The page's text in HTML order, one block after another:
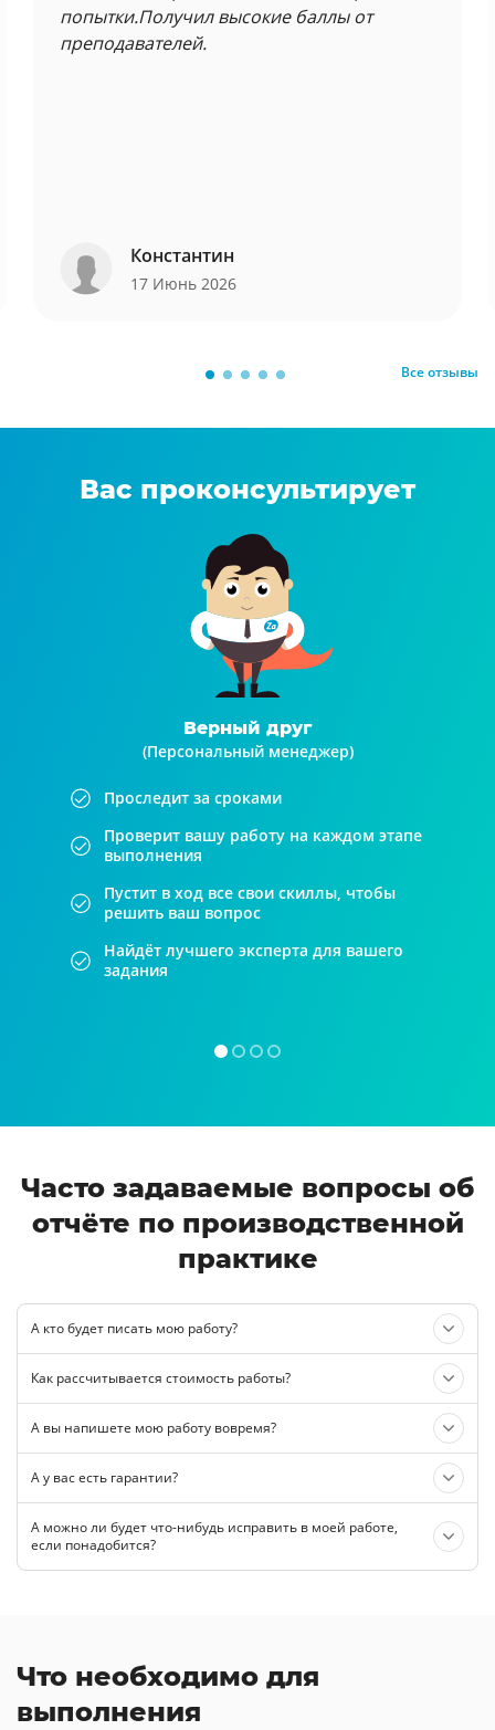
попытки.Получил высокие баллы от
преподавателей.
Константин
17 Июнь 2026
Все отзывы
Вас проконсультирует
Верный друг
(Персональный менеджер)
Проследит за сроками
Проверит вашу работу на каждом этапе
выполнения
Пустит в ход все свои скиллы, чтобы
решить ваш вопрос
Найдёт лучшего эксперта для вашего
задания
Часто задаваемые вопросы об
отчёте по производственной
практике
А кто будет писать мою работу?
Как рассчитывается стоимость работы?
А вы напишете мою работу вовремя?
А у вас есть гарантии?
А можно ли будет что-нибудь исправить в моей работе,
если понадобится?
Что необходимо для
выполнения